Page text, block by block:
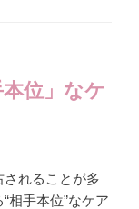
位」なケ
されることが多
相手本位”なケア